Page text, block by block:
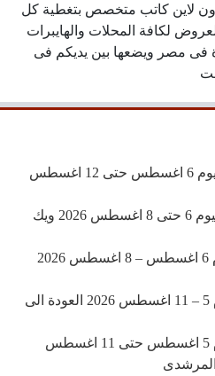
لاين كاتب متخصص بتغطية كل
لكافة المحلات والهايبرات
فى مصر ويضعها بين يديكم فى
عروض سنتر شاهين اليوم 6 اغسطس حتى 12 اغسطس
عروض مترو ماركت اليوم 6 حتى 8 اغسطس 2026 ويك
عروض خير زمان اليوم 6 اغسطس – 8 اغسطس 2026
عروض المرشدى اليوم 5 – 11 اغسطس 2026 العودة الى
عروض المرشدى اليوم 5 اغسطس حتى 11 اغسطس